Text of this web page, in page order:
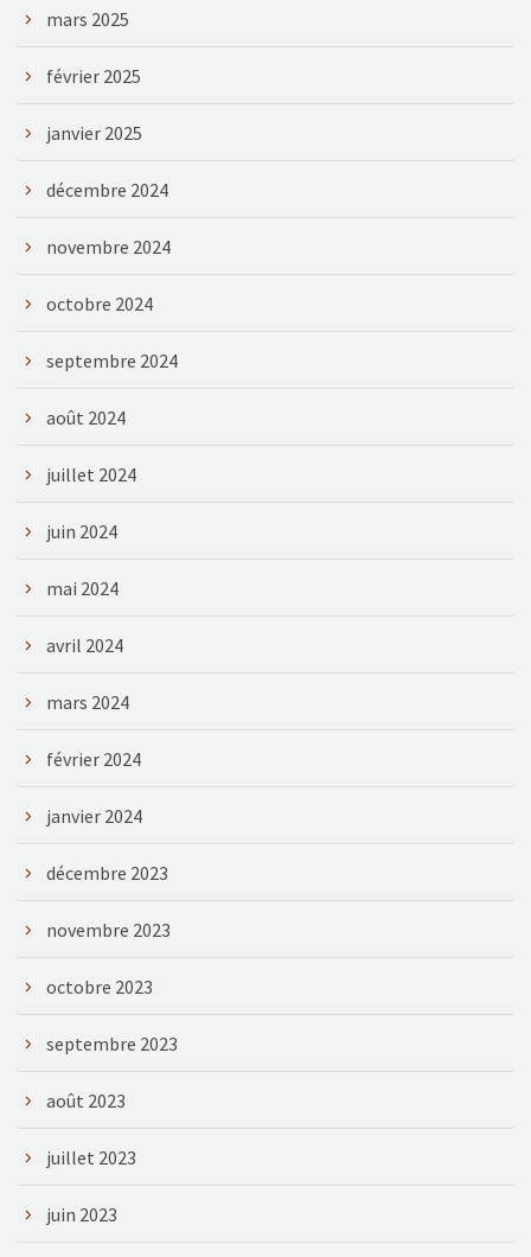
mars 2025
février 2025
janvier 2025
décembre 2024
novembre 2024
octobre 2024
septembre 2024
août 2024
juillet 2024
juin 2024
mai 2024
avril 2024
mars 2024
février 2024
janvier 2024
décembre 2023
novembre 2023
octobre 2023
septembre 2023
août 2023
juillet 2023
juin 2023